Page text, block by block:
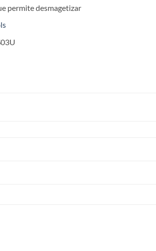
permite desmagetizar